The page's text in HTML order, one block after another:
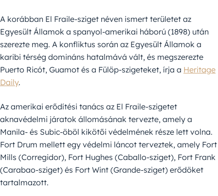
A korábban El Fraile-sziget néven ismert területet az
Egyesült Államok a spanyol-amerikai háború (1898) után
szerezte meg. A konfliktus során az Egyesült Államok a
karibi térség domináns hatalmává vált, és megszerezte
Puerto Ricót, Guamot és a Fülöp-szigeteket, írja a Heritage
Daily.
Az amerikai erődítési tanács az El Fraile-szigetet
aknavédelmi járatok állomásának tervezte, amely a
Manila- és Subic-öböl kikötői védelmének része lett volna.
Fort Drum mellett egy védelmi láncot terveztek, amely Fort
Mills (Corregidor), Fort Hughes (Caballo-sziget), Fort Frank
(Carabao-sziget) és Fort Wint (Grande-sziget) erődöket
tartalmazott.